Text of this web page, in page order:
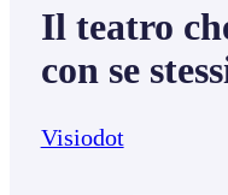
Il teatro
con se
Visiodot